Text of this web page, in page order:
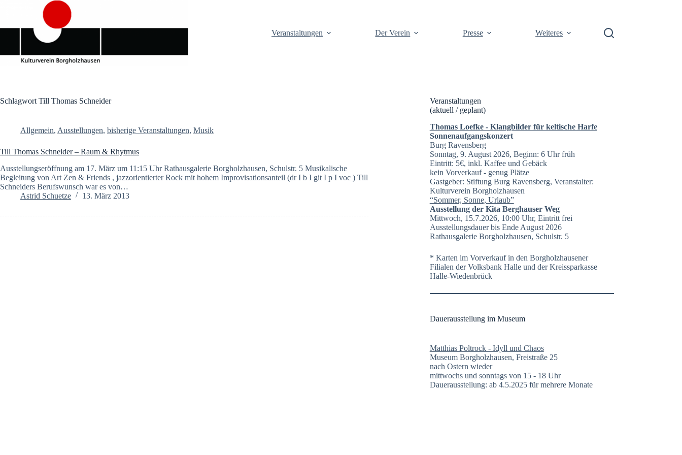
Veranstaltungen
Der Verein Presse Weiteres
Schlagwort Till Thomas Schneider
Allgemein, Ausstellungen, bisherige Veranstaltungen, Musik
Till Thomas Schneider – Raum & Rhytmus
Ausstellungseröffnung am 17. März um 11:15 Uhr Rathausgalerie Borgholzhausen, Schulstr. 5 Musikalische
Begleitung von Art Zen & Friends , jazzorientierter Rock mit hohem Improvisationsanteil (dr I b I git I p I voc ) Till
Schneiders Berufswunsch war es von…
Astrid Schuetze
13. März 2013
Veranstaltungen
(aktuell / geplant)
Thomas Loefke - Klangbilder für keltische Harfe
Sonnenaufgangskonzert
Burg Ravensberg
Sonntag, 9. August 2026, Beginn: 6 Uhr früh
Eintritt: 5€, inkl. Kaffee und Gebäck
kein Vorverkauf - genug Plätze
Gastgeber: Stiftung Burg Ravensberg, Veranstalter:
Kulturverein Borgholzhausen
“Sommer, Sonne, Urlaub”
Ausstellung der Kita Berghauser Weg
Mittwoch, 15.7.2026, 10:00 Uhr, Eintritt frei
Ausstellungsdauer bis Ende August 2026
Rathausgalerie Borgholzhausen, Schulstr. 5
* Karten im Vorverkauf in den Borgholzhausener
Filialen der Volksbank Halle und der Kreissparkasse
Halle-Wiedenbrück
Dauerausstellung im Museum
Matthias Poltrock - Idyll und Chaos
Museum Borgholzhausen, Freistraße 25
nach Ostern wieder
mittwochs und sonntags von 15 - 18 Uhr
Dauerausstellung: ab 4.5.2025 für mehrere Monate